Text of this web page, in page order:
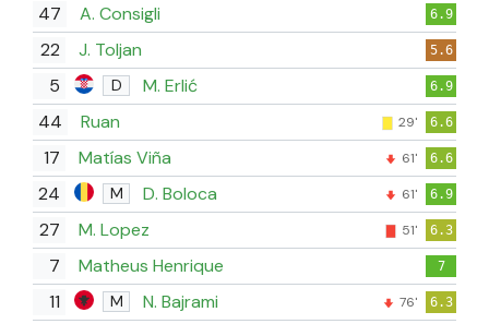
47 A. Consigli 6.9
22 J. Toljan 5.6
5 D M. Erlić 6.9
44 Ruan 29' 6.6
17 Matías Viña 61' 6.6
24 M D. Boloca 61' 6.9
27 M. Lopez 51' 6.3
7 Matheus Henrique 7
11 M N. Bajrami 76' 6.3